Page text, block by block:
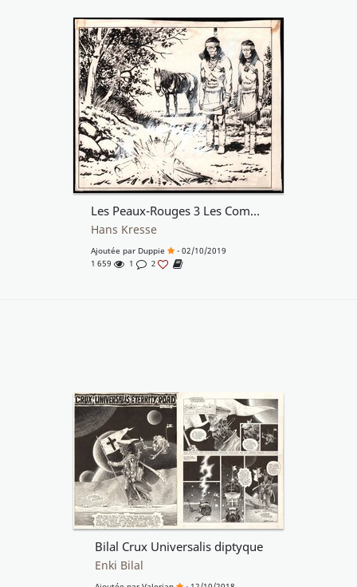
Les Peaux-Rouges 3 Les Compagnons du mal
Hans Kresse
Ajoutée par Duppie
- 02/10/2019
1 659
1 2
Bilal Crux Universalis diptyque
Enki Bilal